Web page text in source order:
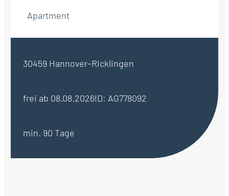
Apartment
30459 Hannover–Ricklingen
frei ab 08.08.2026ID: AG778092
min. 90 Tage